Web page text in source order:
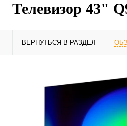
Телевизор 43"
ВЕРНУТЬСЯ В РАЗДЕЛ